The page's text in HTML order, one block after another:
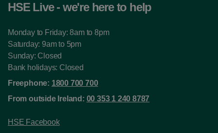
HSE Live - we're here to help
Monday to Friday: 8am to 8pm
Saturday: 9am to 5pm
Sunday: Closed
Bank holidays: Closed
Freephone: 1800 700 700
From outside Ireland: 00 353 1 240 8787
HSE Facebook